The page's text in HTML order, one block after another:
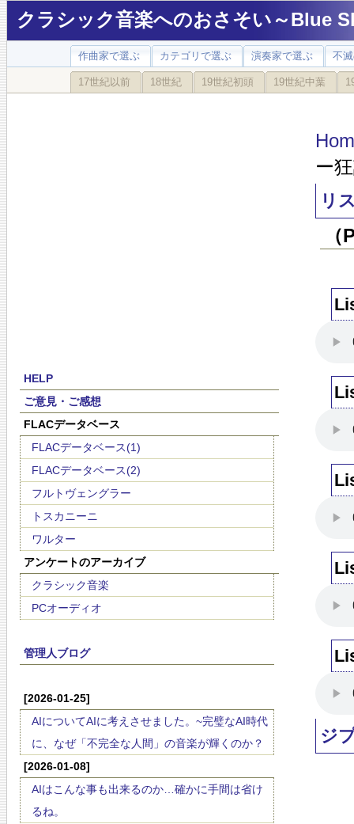
クラシック音楽へのおさそい～Blue
作曲家で選ぶ カテゴリで選ぶ 演奏家で選ぶ 不
17世紀以前 18世紀 19世紀初頭 19世紀中葉
HELP
ご意見・ご感想
FLACデータベース
FLACデータベース(1)
FLACデータベース(2)
フルトヴェングラー
トスカニーニ
ワルター
アンケートのアーカイブ
クラシック音楽
PCオーディオ
管理人ブログ
[2026-01-25]
AIについてAIに考えさせました。~完璧なAI時代
に、なぜ「不完全な人間」の音楽が輝くのか？
[2026-01-08]
AIはこんな事も出来るのか…確かに手間は省け
るね。
ー
リ
ジ